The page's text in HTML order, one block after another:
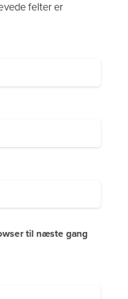
felter er
til næste gang